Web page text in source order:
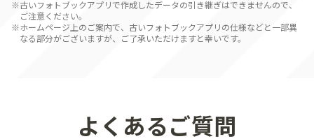
古いフォトブックアプリで作成したデータの引き継ぎはできませんので、
ご注意ください。
ホームページ上のご案内で、古いフォトブックアプリの仕様などと一部異
なる部分がございますが、ご了承いただけますと幸いです。
よくあるご質問